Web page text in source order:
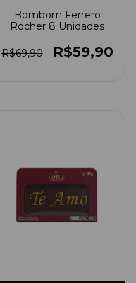
Bombom Ferrero
Rocher 8 Unidades
R$69,90 R$59,90